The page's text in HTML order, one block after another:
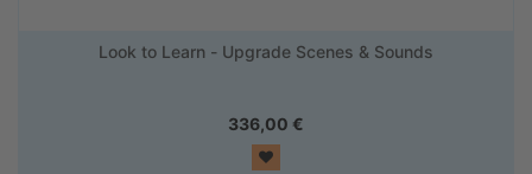
Look to Learn - Upgrade Scenes & Sounds
336,00 €